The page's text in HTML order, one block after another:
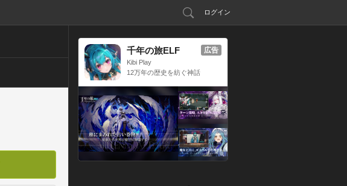
ログイン
千年の旅ELF
Kibi Play
12万年の歴史を紡ぐ神話
広告